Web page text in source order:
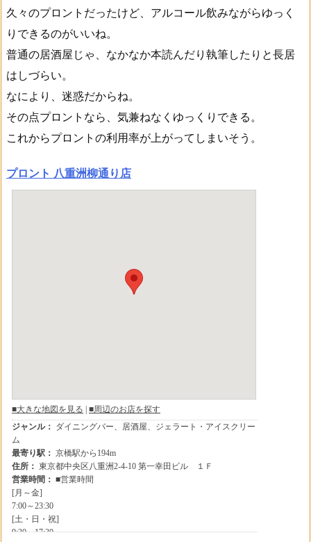
久々のプロントだったけど、アルコール飲みながらゆっく
りできるのがいいね。
普通の居酒屋じゃ、なかなか本読んだり執筆したりと長居
はしづらい。
なにより、迷惑だからね。
その点プロントなら、気兼ねなくゆっくりできる。
これからプロントの利用率が上がってしまいそう。
プロント 八重洲柳通り店